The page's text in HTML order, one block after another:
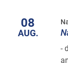
08
AUG.
-